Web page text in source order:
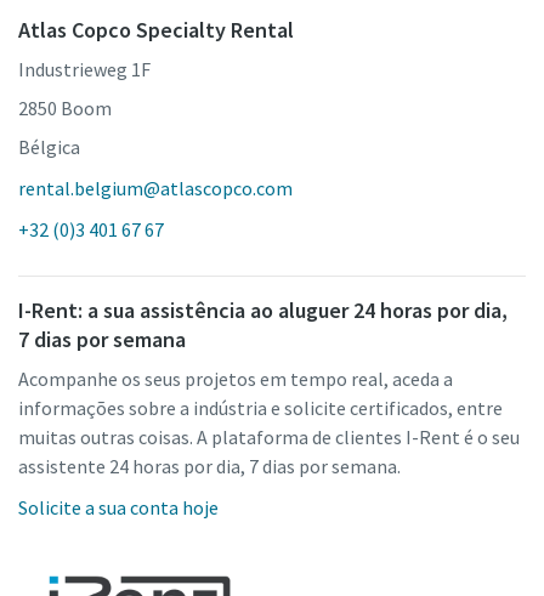
Atlas Copco Specialty Rental
Industrieweg 1F
2850 Boom
Bélgica
rental.belgium@atlascopco.com
+32 (0)3 401 67 67
I-Rent: a sua assistência ao aluguer 24 horas por dia,
7 dias por semana
Acompanhe os seus projetos em tempo real, aceda a
informações sobre a indústria e solicite certificados, entre
muitas outras coisas. A plataforma de clientes I-Rent é o seu
assistente 24 horas por dia, 7 dias por semana.
Solicite a sua conta hoje